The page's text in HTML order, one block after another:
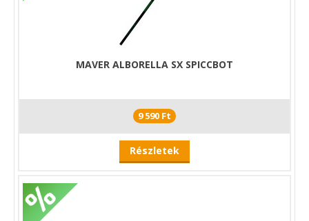
MAVER ALBORELLA SX SPICCBOT
9 590 Ft
Részletek